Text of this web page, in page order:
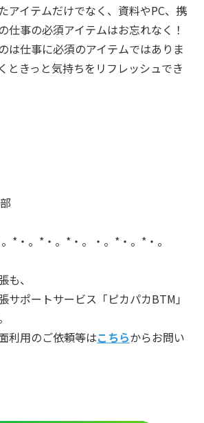
アイテムだけでなく、資料やPC、携
仕事の必須アイテムはお忘れなく！
は仕事に必須のアイテムではありま
ときっと気持ちをリフレッシュでき
*・。*・。*・。・。*・。*・。
、
サポートサービス「ピカパカBTM」
利用のご依頼等はこちらからお問い